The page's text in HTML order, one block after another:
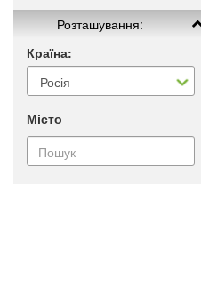
Розташування:
Країна:
Місто